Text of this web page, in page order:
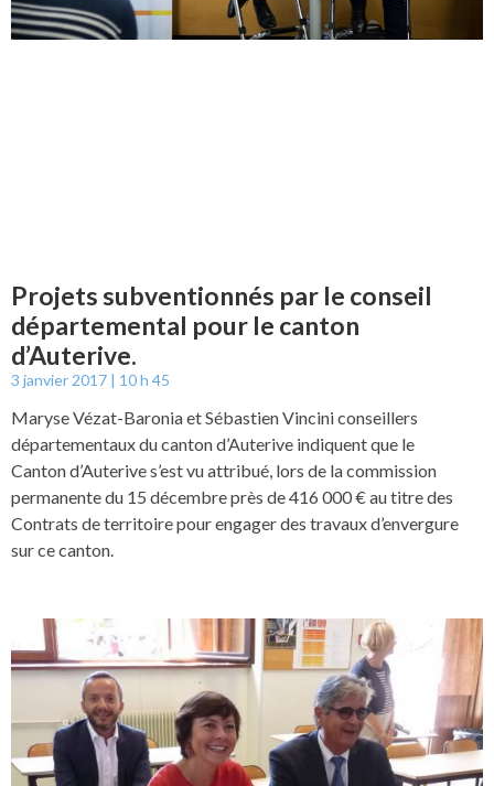
Projets subventionnés par le conseil
départemental pour le canton
d’Auterive.
3 janvier 2017 10 h 45
Maryse Vézat-Baronia et Sébastien Vincini conseillers
départementaux du canton d’Auterive indiquent que le
Canton d’Auterive s’est vu attribué, lors de la commission
permanente du 15 décembre près de 416 000 € au titre des
Contrats de territoire pour engager des travaux d’envergure
sur ce canton.